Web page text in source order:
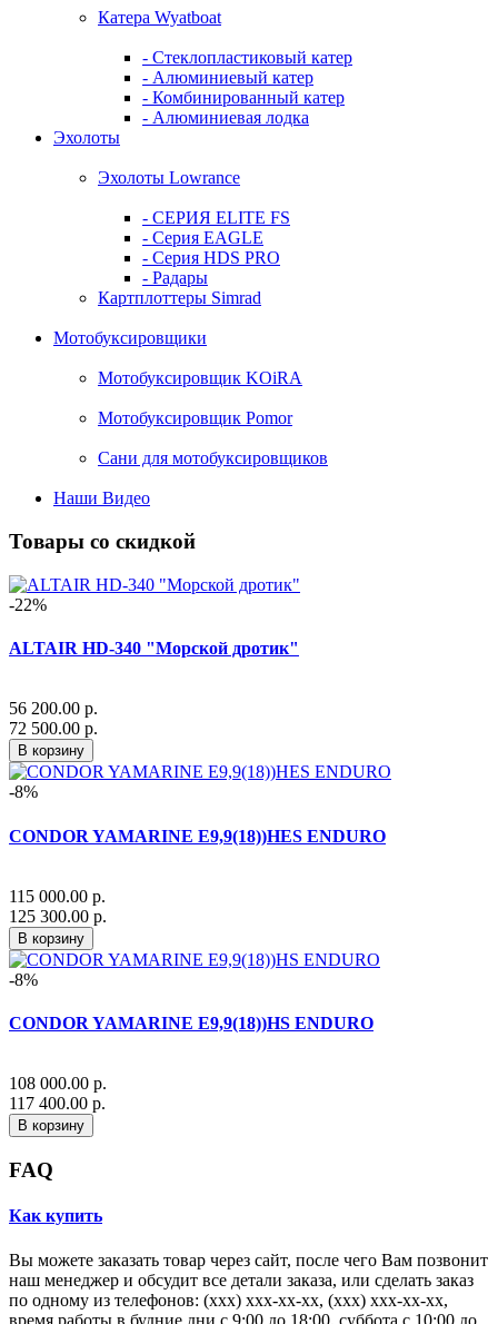
Катера Wyatboat
- Cтеклопластиковый катер
- Алюминиевый катер
- Комбинированный катер
- Алюминиевая лодка
Эхолоты
Эхолоты Lowrance
- СЕРИЯ ELITE FS
- Серия EAGLE
- Серия HDS PRO
- Радары
Картплоттеры Simrad
Мотобуксировщики
Мотобуксировщик KOiRA
Мотобуксировщик Pomor
Сани для мотобуксировщиков
Наши Видео
Товары со скидкой
-22%
ALTAIR HD-340 "Морской дротик"
56 200.00 р.
72 500.00 р.
В корзину
-8%
CONDOR YAMARINE E9,9(18))HES ENDURO
115 000.00 р.
125 300.00 р.
В корзину
-8%
CONDOR YAMARINE E9,9(18))HS ENDURO
108 000.00 р.
117 400.00 р.
В корзину
FAQ
Как купить
Вы можете заказать товар через сайт, после чего Вам позвонит
наш менеджер и обсудит все детали заказа, или сделать заказ
по одному из телефонов: (xxx) xxx-xx-xx, (xxx) xxx-xx-xx,
время работы в будние дни с 9:00 до 18:00, суббота с 10:00 до